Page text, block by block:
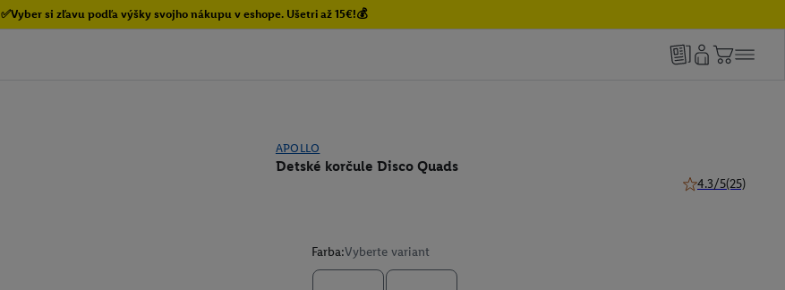
✅Vyber si zľavu podľa výšky svojho nákupu v eshope. Ušetri až 15€!💰
APOLLO
Detské korčule Disco Quads
4.3/5(25)
Farba:Vyberte variant